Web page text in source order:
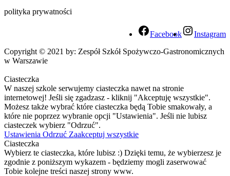
polityka prywatności
Facebook
Instagram
Copyright © 2021 by: Zespół Szkół Spożywczo-Gastronomicznych
w Warszawie
Ciasteczka
W naszej szkole serwujemy ciasteczka nawet na stronie
internetowej! Jeśli się zgadzasz - kliknij "Akceptuję wszystkie".
Możesz także wybrać które ciasteczka będą Tobie smakowały, a
które nie poprzez wybranie opcji "Ustawienia". Jeśli nie lubisz
ciasteczek wybierz "Odrzuć".
Ustawienia Odrzuć Zaakceptuj wszystkie
Ciasteczka
Wybierz te ciasteczka, które lubisz :) Dzięki temu, że wybierzesz je
zgodnie z poniższym wykazem - będziemy mogli zaserwować
Tobie kolejne treści naszej strony www.